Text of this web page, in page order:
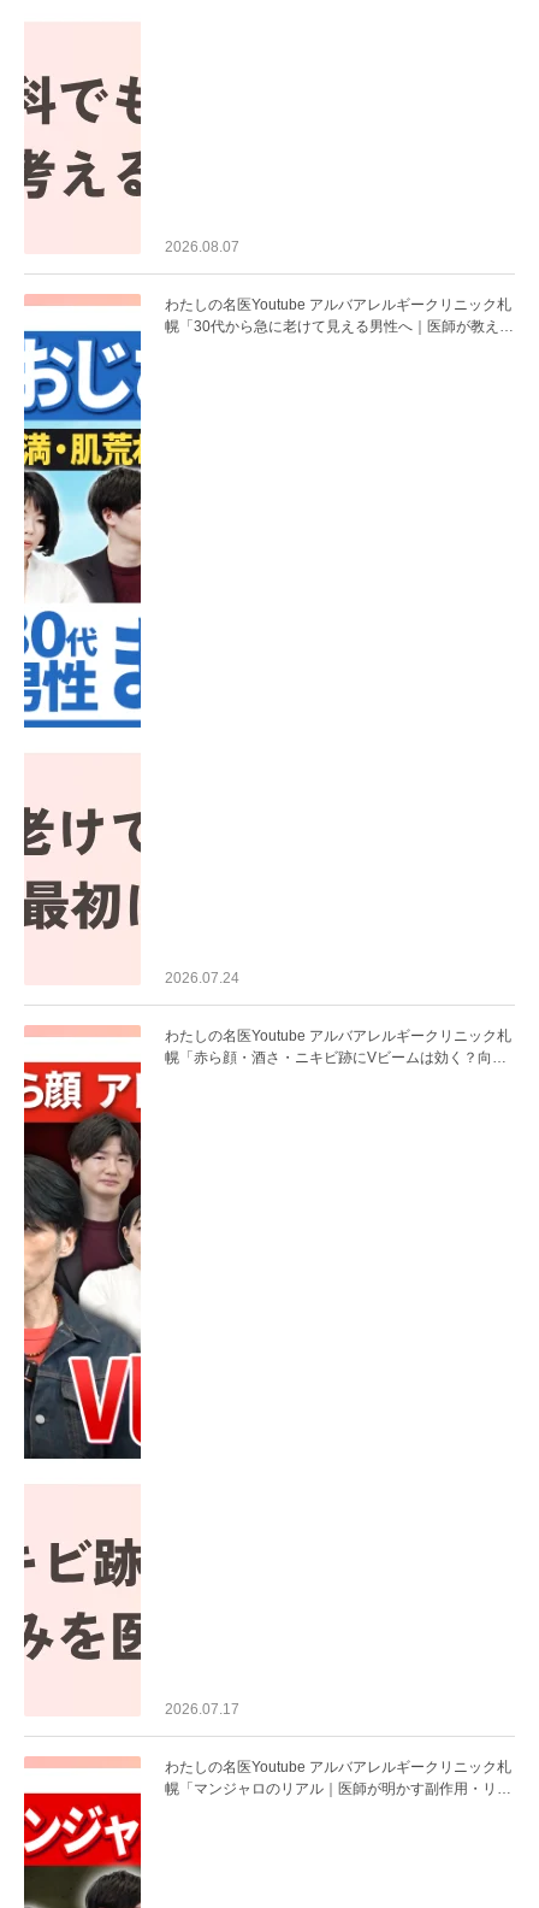
2026.08.07
わたしの名医Youtube アルバアレルギークリニック札
幌「30代から急に老けて見える男性へ｜医師が教える
2026.07.24
わたしの名医Youtube アルバアレルギークリニック札
幌「赤ら顔・酒さ・ニキビ跡にVビームは効く？向い
2026.07.17
わたしの名医Youtube アルバアレルギークリニック札
幌「マンジャロのリアル｜医師が明かす副作用・リバ